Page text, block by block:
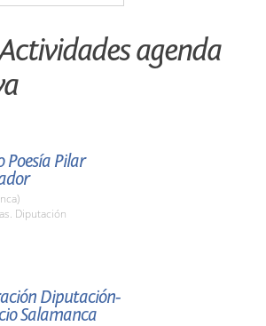
agenda
Poesía Pilar
Diputación
Diputación-
Salamanca